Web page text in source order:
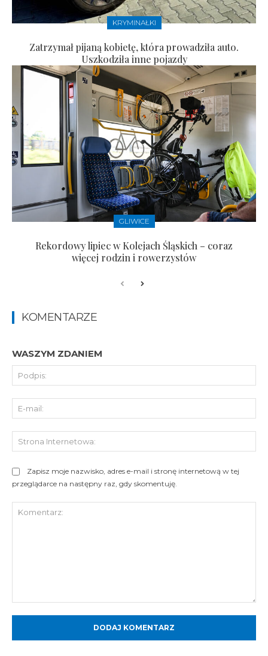
KRYMINAŁKI
Zatrzymał pijaną kobietę, która prowadziła auto.
Uszkodziła inne pojazdy
GLIWICE
Rekordowy lipiec w Kolejach Śląskich – coraz
więcej rodzin i rowerzystów
KOMENTARZE
WASZYM ZDANIEM
Zapisz moje nazwisko, adres e-mail i stronę internetową w tej
przeglądarce na następny raz, gdy skomentuję.